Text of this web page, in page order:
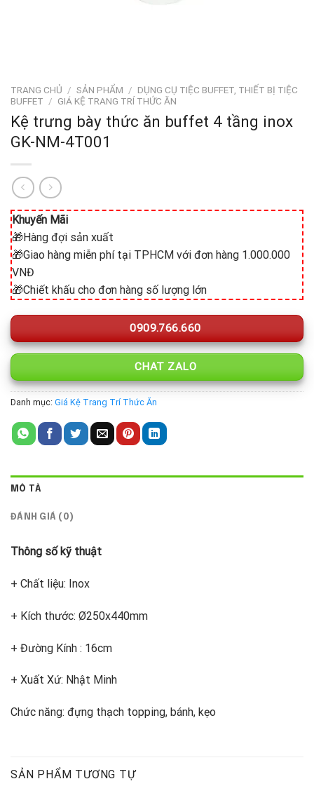
TRANG CHỦ / SẢN PHẨM / DỤNG CỤ TIỆC BUFFET, THIẾT BỊ TIỆC
BUFFET / GIÁ KỆ TRANG TRÍ THỨC ĂN
Kệ trưng bày thức ăn buffet 4 tầng inox
GK-NM-4T001
Khuyến Mãi
🎁Hàng đợi sản xuất
🎁Giao hàng miễn phí tại TPHCM với đơn hàng 1.000.000
VNĐ
🎁Chiết khấu cho đơn hàng số lượng lớn
0909.766.660
CHAT ZALO
Danh mục: Giá Kệ Trang Trí Thức Ăn
MÔ TẢ
ĐÁNH GIÁ (0)
Thông số kỹ thuật
+ Chất liệu: Inox
+ Kích thước: Ø250x440mm
+ Đường Kính : 16cm
+ Xuất Xứ: Nhật Minh
Chức năng: đựng thạch topping, bánh, kẹo
SẢN PHẨM TƯƠNG TỰ